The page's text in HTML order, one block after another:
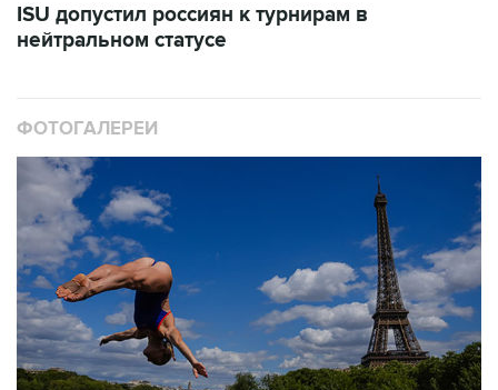
ISU допустил россиян к турнирам в
нейтральном статусе
ФОТОГАЛЕРЕИ